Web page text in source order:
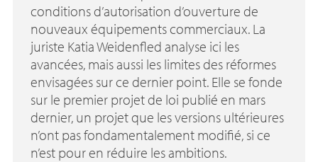
conditions d’autorisation d’ouverture de
nouveaux équipements commerciaux. La
juriste Katia Weidenfled analyse ici les
avancées, mais aussi les limites des réformes
envisagées sur ce dernier point. Elle se fonde
sur le premier projet de loi publié en mars
dernier, un projet que les versions ultérieures
n’ont pas fondamentalement modifié, si ce
n’est pour en réduire les ambitions.